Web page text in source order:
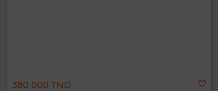
380 000 TND